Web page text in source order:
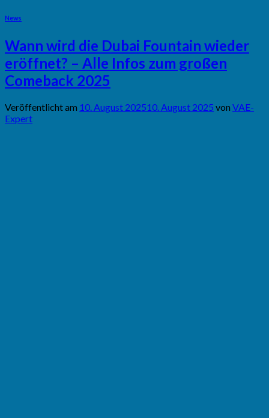
News
Wann wird die Dubai Fountain wieder
eröffnet? – Alle Infos zum großen
Comeback 2025
Veröffentlicht am 10. August 202510. August 2025 von VAE-
Expert